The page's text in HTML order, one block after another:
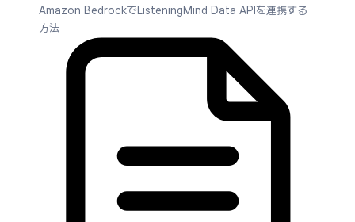
Amazon BedrockでListeningMind Data APIを連携する
方法